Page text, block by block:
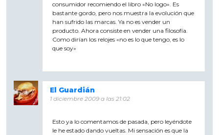
consumidor recomiendo el libro «No logo». Es
bastante gordo, pero nos muestra la evolución que
han sufrido las marcas. Ya no es vender un
producto. Ahora consiste en vender una filosofía.
Como dirían los relojes «no es lo que tengo, es lo
que soy»
El Guardián
1 diciembre 2009 a las 21:02
Esto ya lo comentamos de pasada, pero leyéndote
le he estado dando vueltas. Mi sensación es que la